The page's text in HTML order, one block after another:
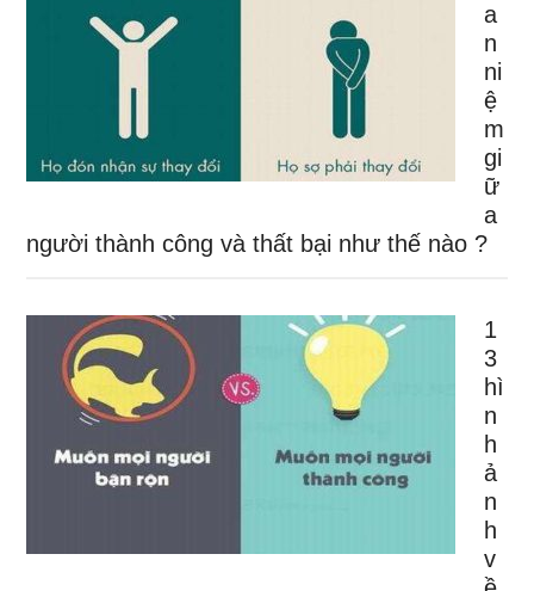
a
n
ni
ệ
m
gi
ữ
a
người thành công và thất bại như thế nào ?
1
3
hì
n
h
ả
n
h
v